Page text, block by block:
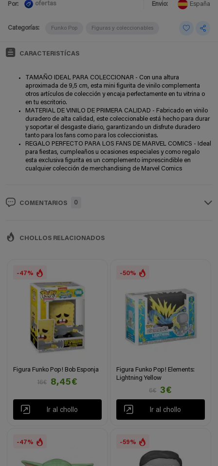
Por: ofertas Envio: España
Categorías: Funko Pop Figuras y coleccionables
CARACTERISTÍCAS
TAMAÑO IDEAL PARA COLECCIONAR - Con una altura
aproximada de 9,5 cm, esta mini figurita de vinilo complementa
otros artículos de colección y encaja perfectamente en tu vitrina o
en tu escritorio.
MATERIAL DE VINILO DE PRIMERA CALIDAD - Fabricado en vinilo
duradero de alta calidad, este coleccionable está hecho para durar
y soportar el desgaste diario, garantizando un disfrute duradero
tanto para los fans como para los coleccionistas.
REGALO PERFECTO PARA LOS FANS DE MARVEL COMICS - Ideal
para fiestas, cumpleaños u ocasiones especiales y como regalo
esta exclusiva figurita es un complemento imprescindible en
cualquier colección de merchandising de Marvel Comics
COMENTARIOS 0
CHOLLOS RELACIONADOS
-47%
Figura Funko Pop! Bob Esponja
16€
8,45€
Ir al chollo
-50%
Figura Funko Pop! Elements:
Lightning Yellow
6€
3€
Ir al chollo
-47% -59%